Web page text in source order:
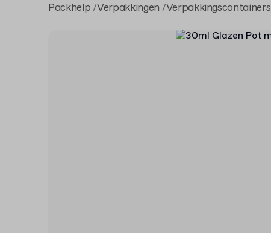
Packhelp Verpakkingen Verpakkingscontainers